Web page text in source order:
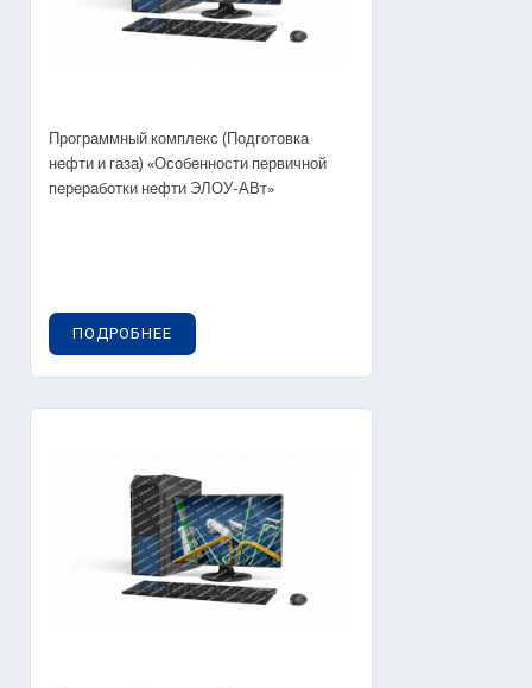
Программный комплекс (Подготовка
нефти и газа) «Особенности первичной
переработки нефти ЭЛОУ-АВт»
ПОДРОБНЕЕ